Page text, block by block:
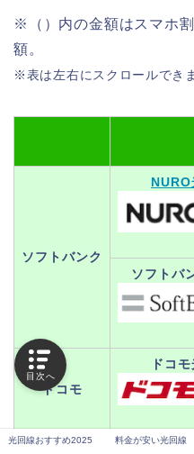
※（）内の金額はスマホ
額。
※表は左右にスクロールでき
ソフトバンク
NURO
ソフトバ
ドコモ
ドコ
auひか
光回線おすすめ2025 料金が安い光回線
目次へ